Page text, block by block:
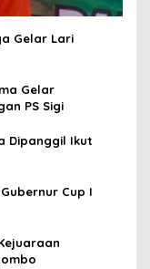
Gelar Lari
Gelar
PS Sigi
Dipanggil Ikut
Cup I